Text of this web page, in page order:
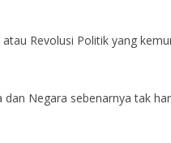
Revolusi Politik yang
Negara sebenarnya tak